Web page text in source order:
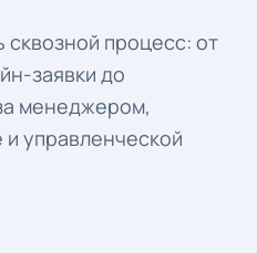
процесс: от
заявки до
менеджером,
управленческой